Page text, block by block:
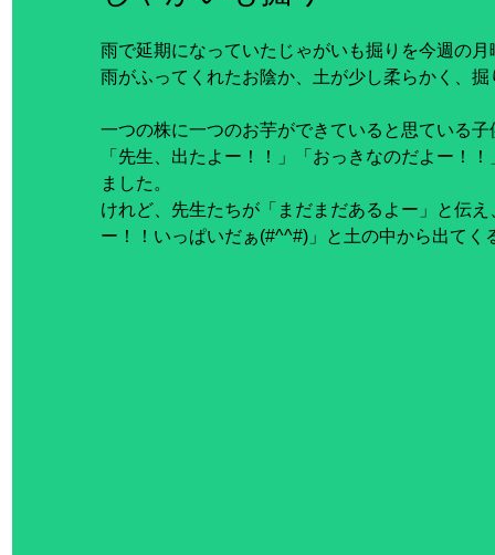
雨で延期になっていたじゃがいも掘りを今週の
雨がふってくれたお陰か、土が少し柔らかく、
一つの株に一つのお芋ができていると思ている
「先生、出たよー！！」「おっきなのだよー！
ました。
けれど、先生たちが「まだまだあるよー」と伝
ー！！いっぱいだぁ(#^^#)」と土の中から出て